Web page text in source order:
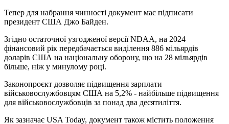
Тепер для набрання чинності документ має підписати
президент США Джо Байден.
Згідно остаточної узгодженої версії NDAA, на 2024
фінансовий рік передбачається виділення 886 мільярдів
доларів США на національну оборону, що на 28 мільярдів
більше, ніж у минулому році.
Законопроєкт дозволяє підвищення зарплати
військовослужбовцям США на 5,2% - найбільше підвищення
для військовослужбовців за понад два десятиліття.
Як зазначає USA Today, документ також містить положення